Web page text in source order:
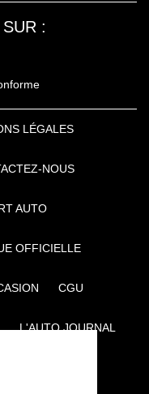
:
LÉGALES
NOUS
AUTO
OFFICIELLE
CGU
L'AUTO JOURNAL